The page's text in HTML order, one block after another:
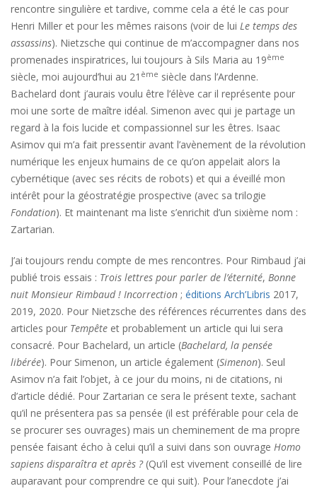
rencontre singulière et tardive, comme cela a été le cas pour
Henri Miller et pour les mêmes raisons (voir de lui Le temps des
assassins). Nietzsche qui continue de m’accompagner dans nos
promenades inspiratrices, lui toujours à Sils Maria au 19ème
siècle, moi aujourd’hui au 21 ème siècle dans l’Ardenne.
Bachelard dont j’aurais voulu être l’élève car il représente pour
moi une sorte de maître idéal. Simenon avec qui je partage un
regard à la fois lucide et compassionnel sur les êtres. Isaac
Asimov qui m’a fait pressentir avant l’avènement de la révolution
numérique les enjeux humains de ce qu’on appelait alors la
cybernétique (avec ses récits de robots) et qui a éveillé mon
intérêt pour la géostratégie prospective (avec sa trilogie
Fondation). Et maintenant ma liste s’enrichit d’un sixième nom :
Zartarian.
J’ai toujours rendu compte de mes rencontres. Pour Rimbaud j’ai
publié trois essais : Trois lettres pour parler de l’éternité, Bonne
nuit Monsieur Rimbaud ! Incorrection ; éditions Arch’Libris 2017,
2019, 2020. Pour Nietzsche des références récurrentes dans des
articles pour Tempête et probablement un article qui lui sera
consacré. Pour Bachelard, un article (Bachelard, la pensée
libérée). Pour Simenon, un article également (Simenon). Seul
Asimov n’a fait l’objet, à ce jour du moins, ni de citations, ni
d’article dédié. Pour Zartarian ce sera le présent texte, sachant
qu’il ne présentera pas sa pensée (il est préférable pour cela de
se procurer ses ouvrages) mais un cheminement de ma propre
pensée faisant écho à celui qu’il a suivi dans son ouvrage Homo
sapiens disparaîtra et après ? (Qu’il est vivement conseillé de lire
auparavant pour comprendre ce qui suit). Pour l’anecdote j’ai